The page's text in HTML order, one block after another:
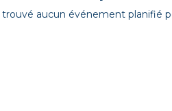
trouvé aucun événement planifié